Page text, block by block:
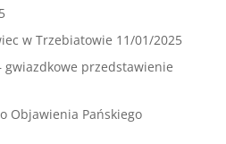
w Trzebiatowie 11/01/2025
gwiazdkowe przedstawienie
Objawienia Pańskiego